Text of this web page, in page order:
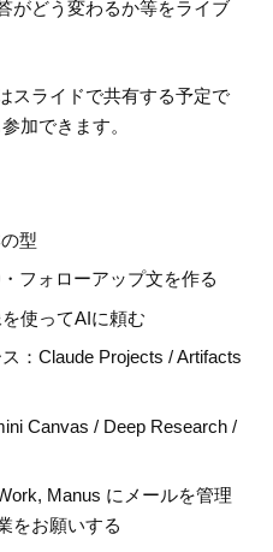
がどう変わるか等をライブ
スライドで共有する予定で
加できます。
型
フォローアップ文を作る
使ってAIに頼む
：Claude Projects / Artifacts
Canvas / Deep Research /
Manus にメールを管理
をお願いする